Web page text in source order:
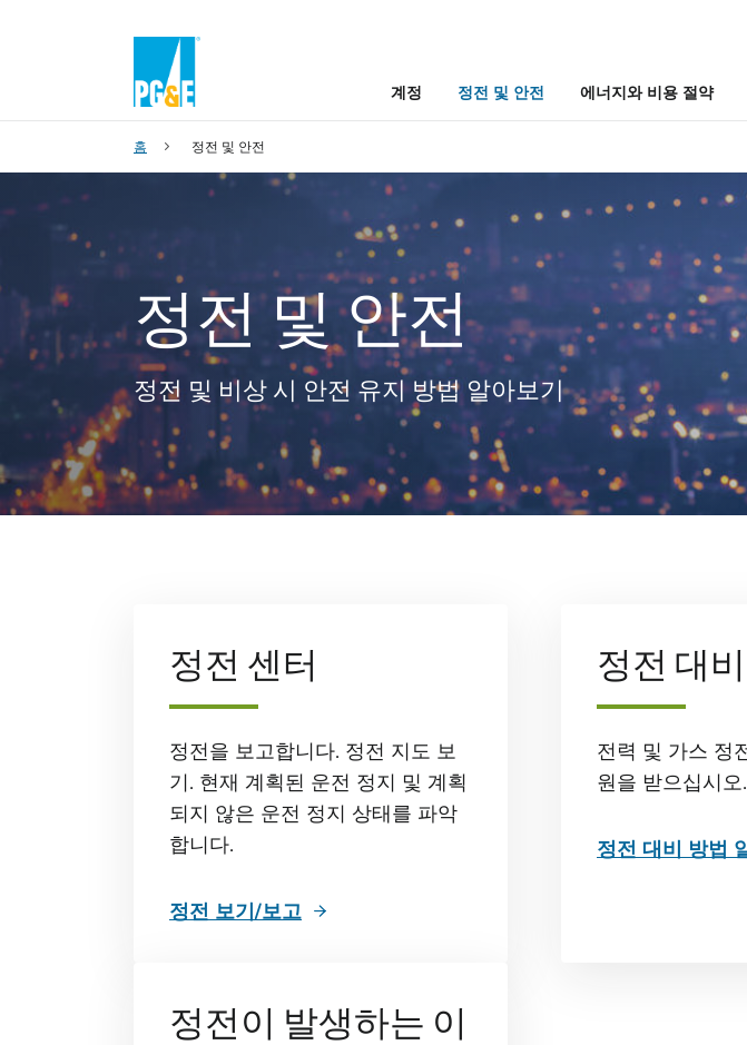
계정 정전 및 안전 에너지와 비용 절약
홈 정전 및 안전
정전 및 안전
정전 및 비상 시 안전 유지 방법 알아보기
정전 센터
정전을 보고합니다. 정전 지도 보
기. 현재 계획된 운전 정지 및 계획
되지 않은 운전 정지 상태를 파악
합니다.
정전 보기/보고
정전 대
전력 및 가스 정
원을 받으십시오.
정전 대비 방법
정전이 발생하는 이